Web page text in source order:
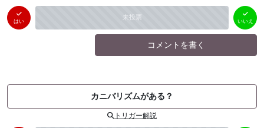
はい 未投票
いいえ
（ 0件）
いいえ
コメントを書く
カニバリズムがある？
トリガー解説